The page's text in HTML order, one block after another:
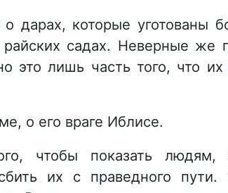
о дарах, которые уготованы
садах. Неверные же
это лишь часть того, что
о его враге Иблисе.
чтобы показать
их с праведного